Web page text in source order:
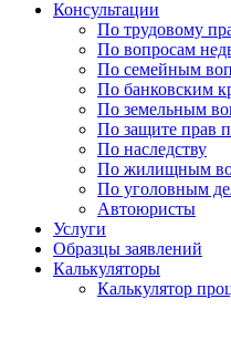
Консультации
По трудовому
По вопросам
По семейным
По банковским
По земельным
По защите прав
По наследству
По жилищным
По уголовным
Автоюристы
Услуги
Образцы заявлений
Калькуляторы
Калькулятор